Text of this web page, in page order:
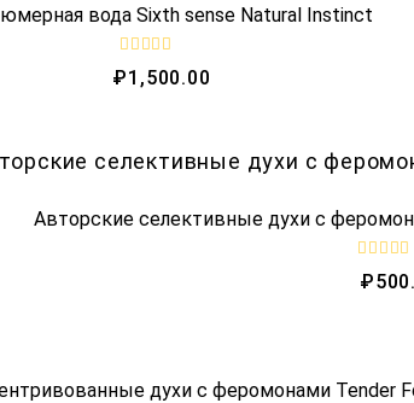
вода Sixth sense Natural Instinct
R
a
o
o
f
₽1,500.00
Авторские селективные духи с
R
a
u
₽
духи с феромонами Tender